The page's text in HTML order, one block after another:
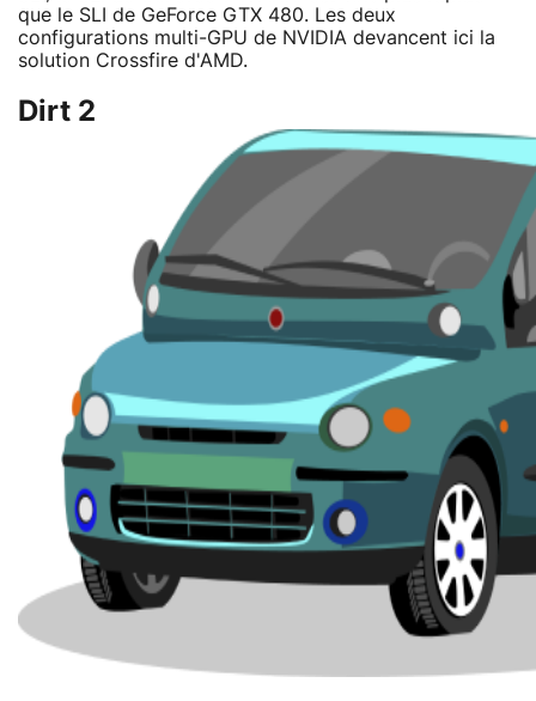
que le SLI de GeForce GTX 480. Les deux
configurations multi-GPU de NVIDIA devancent ici la
solution Crossfire d'AMD.
Dirt 2